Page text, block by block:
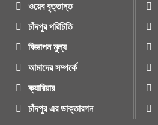
ওয়েব বৃত্তান্ত
চাঁদপুর পরিচিতি
বিজ্ঞাপন মুল্য
আমাদের সম্পর্কে
ক্যারিয়ার
চাঁদপুর এর ডাক্তারগন